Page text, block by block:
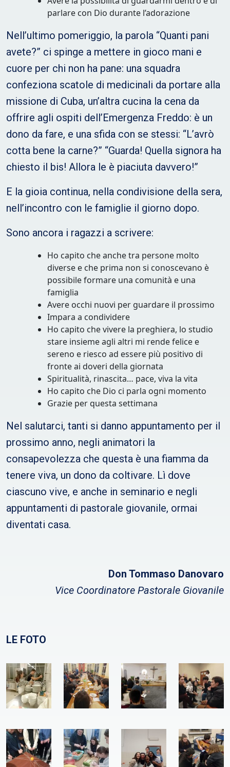
parlare con Dio durante l’adorazione
Nell’ultimo pomeriggio, la parola “Quanti pani
avete?” ci spinge a mettere in gioco mani e
cuore per chi non ha pane: una squadra
confeziona scatole di medicinali da portare alla
missione di Cuba, un’altra cucina la cena da
offrire agli ospiti dell’Emergenza Freddo: è un
dono da fare, e una sfida con se stessi: “L’avrò
cotta bene la carne?” “Guarda! Quella signora ha
chiesto il bis! Allora le è piaciuta davvero!”
E la gioia continua, nella condivisione della sera,
nell’incontro con le famiglie il giorno dopo.
Sono ancora i ragazzi a scrivere:
Ho capito che anche tra persone molto
diverse e che prima non si conoscevano è
possibile formare una comunità e una
famiglia
Avere occhi nuovi per guardare il prossimo
Impara a condividere
Ho capito che vivere la preghiera, lo studio
stare insieme agli altri mi rende felice e
sereno e riesco ad essere più positivo di
fronte ai doveri della giornata
Spiritualità, rinascita… pace, viva la vita
Ho capito che Dio ci parla ogni momento
Grazie per questa settimana
Nel salutarci, tanti si danno appuntamento per il
prossimo anno, negli animatori la
consapevolezza che questa è una fiamma da
tenere viva, un dono da coltivare. Lì dove
ciascuno vive, e anche in seminario e negli
appuntamenti di pastorale giovanile, ormai
diventati casa.
Don Tommaso Danovaro
Vice Coordinatore Pastorale Giovanile
LE FOTO